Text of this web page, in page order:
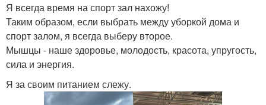
Я всегда время на спорт зал нахожу!
Таким образом, если выбрать между уборкой дома и
спорт залом, я всегда выберу второе.
Мышцы - наше здоровье, молодость, красота, упругость,
сила и энергия.
Я за своим питанием слежу.